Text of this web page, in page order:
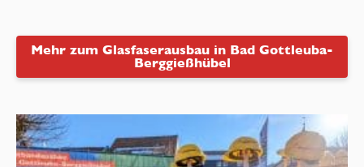
Mehr zum Glasfaserausbau in Bad Gottleuba-
Berggießhübel